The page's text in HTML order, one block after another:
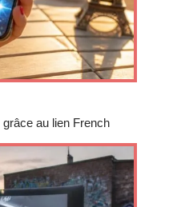
au lien French